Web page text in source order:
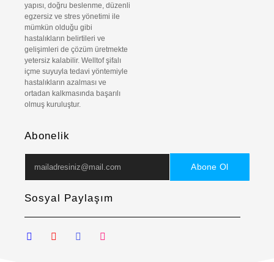
yapısı, doğru beslenme, düzenli
egzersiz ve stres yönetimi ile
mümkün olduğu gibi
hastalıkların belirtileri ve
gelişimleri de çözüm üretmekte
yetersiz kalabilir. Welltof şifalı
içme suyuyla tedavi yöntemiyle
hastalıkların azalması ve
ortadan kalkmasında başarılı
olmuş kuruluştur.
Abonelik
Abone Ol
Sosyal Paylaşım